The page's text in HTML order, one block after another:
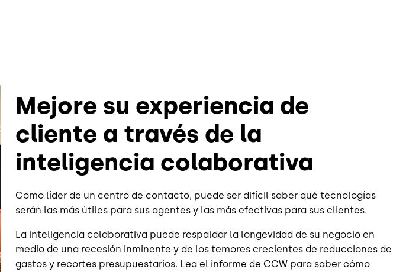
Mejore su experiencia de
cliente a través de la
inteligencia colaborativa
Como líder de un centro de contacto, puede ser difícil saber qué tecnologías
serán las más útiles para sus agentes y las más efectivas para sus clientes.
La inteligencia colaborativa puede respaldar la longevidad de su negocio en
medio de una recesión inminente y de los temores crecientes de reducciones de
gastos y recortes presupuestarios. Lea el informe de CCW para saber cómo